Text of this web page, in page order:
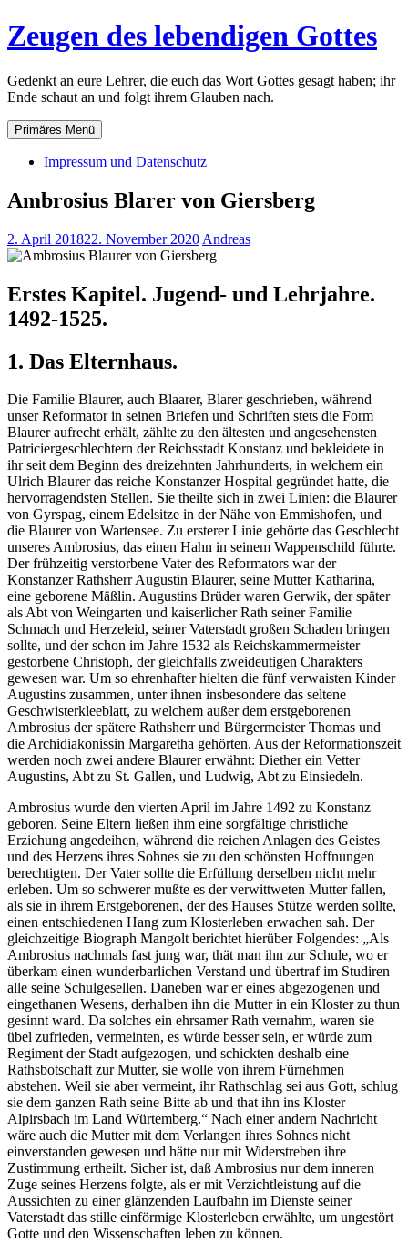
Zum
Inhalt
Zeugen des lebendigen Gottes
Gedenkt an eure Lehrer, die euch das Wort Gottes gesagt haben; ihr
Ende schaut an und folgt ihrem Glauben nach.
Primäres Menü
Impressum und Datenschutz
Ambrosius Blarer von Giersberg
2. April 201822. November 2020 Andreas
Erstes Kapitel. Jugend- und Lehrjahre.
1492-1525.
1. Das Elternhaus.
Die Familie Blaurer, auch Blaarer, Blarer geschrieben, während
unser Reformator in seinen Briefen und Schriften stets die Form
Blaurer aufrecht erhält, zählte zu den ältesten und angesehensten
Patriciergeschlechtern der Reichsstadt Konstanz und bekleidete in
ihr seit dem Beginn des dreizehnten Jahrhunderts, in welchem ein
Ulrich Blaurer das reiche Konstanzer Hospital gegründet hatte, die
hervorragendsten Stellen. Sie theilte sich in zwei Linien: die Blaurer
von Gyrspag, einem Edelsitze in der Nähe von Emmishofen, und
die Blaurer von Wartensee. Zu ersterer Linie gehörte das Geschlecht
unseres Ambrosius, das einen Hahn in seinem Wappenschild führte.
Der frühzeitig verstorbene Vater des Reformators war der
Konstanzer Rathsherr Augustin Blaurer, seine Mutter Katharina,
eine geborene Mäßlin. Augustins Brüder waren Gerwik, der später
als Abt von Weingarten und kaiserlicher Rath seiner Familie
Schmach und Herzeleid, seiner Vaterstadt großen Schaden bringen
sollte, und der schon im Jahre 1532 als Reichskammermeister
gestorbene Christoph, der gleichfalls zweideutigen Charakters
gewesen war. Um so ehrenhafter hielten die fünf verwaisten Kinder
Augustins zusammen, unter ihnen insbesondere das seltene
Geschwisterkleeblatt, zu welchem außer dem erstgeborenen
Ambrosius der spätere Rathsherr und Bürgermeister Thomas und
die Archidiakonissin Margaretha gehörten. Aus der Reformationszeit
werden noch zwei andere Blaurer erwähnt: Diether ein Vetter
Augustins, Abt zu St. Gallen, und Ludwig, Abt zu Einsiedeln.
Ambrosius wurde den vierten April im Jahre 1492 zu Konstanz
geboren. Seine Eltern ließen ihm eine sorgfältige christliche
Erziehung angedeihen, während die reichen Anlagen des Geistes
und des Herzens ihres Sohnes sie zu den schönsten Hoffnungen
berechtigten. Der Vater sollte die Erfüllung derselben nicht mehr
erleben. Um so schwerer mußte es der verwittweten Mutter fallen,
als sie in ihrem Erstgeborenen, der des Hauses Stütze werden sollte,
einen entschiedenen Hang zum Klosterleben erwachen sah. Der
gleichzeitige Biograph Mangolt berichtet hierüber Folgendes: „Als
Ambrosius nachmals fast jung war, thät man ihn zur Schule, wo er
überkam einen wunderbarlichen Verstand und übertraf im Studiren
alle seine Schulgesellen. Daneben war er eines abgezogenen und
eingethanen Wesens, derhalben ihn die Mutter in ein Kloster zu thun
gesinnt ward. Da solches ein ehrsamer Rath vernahm, waren sie
übel zufrieden, vermeinten, es würde besser sein, er würde zum
Regiment der Stadt aufgezogen, und schickten deshalb eine
Rathsbotschaft zur Mutter, sie wolle von ihrem Fürnehmen
abstehen. Weil sie aber vermeint, ihr Rathschlag sei aus Gott, schlug
sie dem ganzen Rath seine Bitte ab und that ihn ins Kloster
Alpirsbach im Land Würtemberg.“ Nach einer andern Nachricht
wäre auch die Mutter mit dem Verlangen ihres Sohnes nicht
einverstanden gewesen und hätte nur mit Widerstreben ihre
Zustimmung ertheilt. Sicher ist, daß Ambrosius nur dem inneren
Zuge seines Herzens folgte, als er mit Verzichtleistung auf die
Aussichten zu einer glänzenden Laufbahn im Dienste seiner
Vaterstadt das stille einförmige Klosterleben erwählte, um ungestört
Gotte und den Wissenschaften leben zu können.